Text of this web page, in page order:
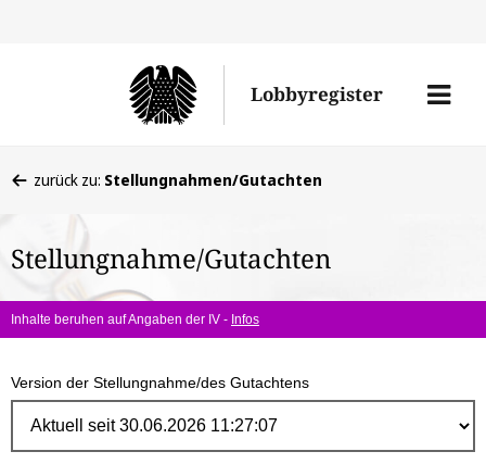
Lobbyregister
Menü
befinden
hier:
zurück zu: Stellungnahmen/Gutachten
Stellungnahme/Gutachten
Inhalte beruhen auf Angaben der IV - Infos
Version der Stellungnahme/des Gutachtens